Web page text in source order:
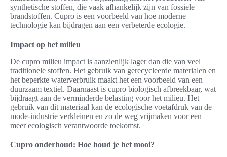
synthetische stoffen, die vaak afhankelijk zijn van fossiele
brandstoffen. Cupro is een voorbeeld van hoe moderne
technologie kan bijdragen aan een verbeterde ecologie.
Impact op het milieu
De cupro milieu impact is aanzienlijk lager dan die van veel
traditionele stoffen. Het gebruik van gerecycleerde materialen en
het beperkte waterverbruik maakt het een voorbeeld van een
duurzaam textiel. Daarnaast is cupro biologisch afbreekbaar, wat
bijdraagt aan de verminderde belasting voor het milieu. Het
gebruik van dit materiaal kan de ecologische voetafdruk van de
mode-industrie verkleinen en zo de weg vrijmaken voor een
meer ecologisch verantwoorde toekomst.
Cupro onderhoud: Hoe houd je het mooi?